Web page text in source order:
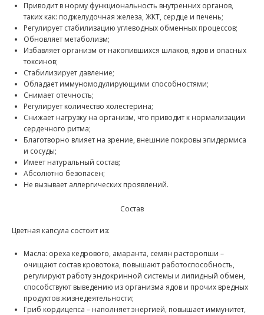
Приводит в норму функциональность внутренних органов,
таких как: поджелудочная железа, ЖКТ, сердце и печень;
Регулирует стабилизацию углеводных обменных процессов;
Обновляет метаболизм;
Избавляет организм от накопившихся шлаков, ядов и опасных
токсинов;
Стабилизирует давление;
Обладает иммуномодулирующими способностями;
Снимает отечность;
Регулирует количество холестерина;
Снижает нагрузку на организм, что приводит к нормализации
сердечного ритма;
Благотворно влияет на зрение, внешние покровы эпидермиса
и сосуды;
Имеет натуральный состав;
Абсолютно безопасен;
Не вызывает аллергических проявлений.
Состав
Цветная капсула состоит из:
Масла: ореха кедрового, амаранта, семян расторопши –
очищают состав кровотока, повышают работоспособность,
регулируют работу эндокринной системы и липидный обмен,
способствуют выведению из организма ядов и прочих вредных
продуктов жизнедеятельности;
Гриб кордицепса – наполняет энергией, повышает иммунитет,